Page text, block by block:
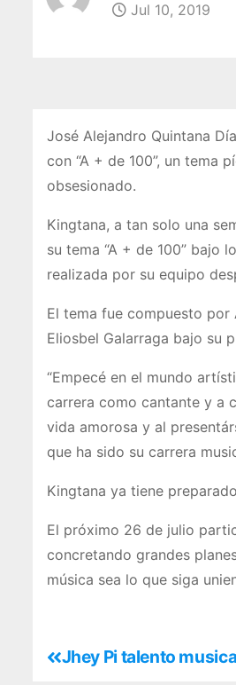
Jul 10, 2019
José Alejandro Quintana
con “A + de 100”, un tema
obsesionado.
Kingtana, a tan solo una
su tema “A + de 100” bajo
realizada por su equipo
El tema fue compuesto por
Eliosbel Galarraga bajo su
“Empecé en el mundo
carrera como cantante y a
vida amorosa y al
que ha sido su carrera
Kingtana ya tiene
El próximo 26 de julio
concretando grandes
música sea lo que siga
Jhey Pi talento